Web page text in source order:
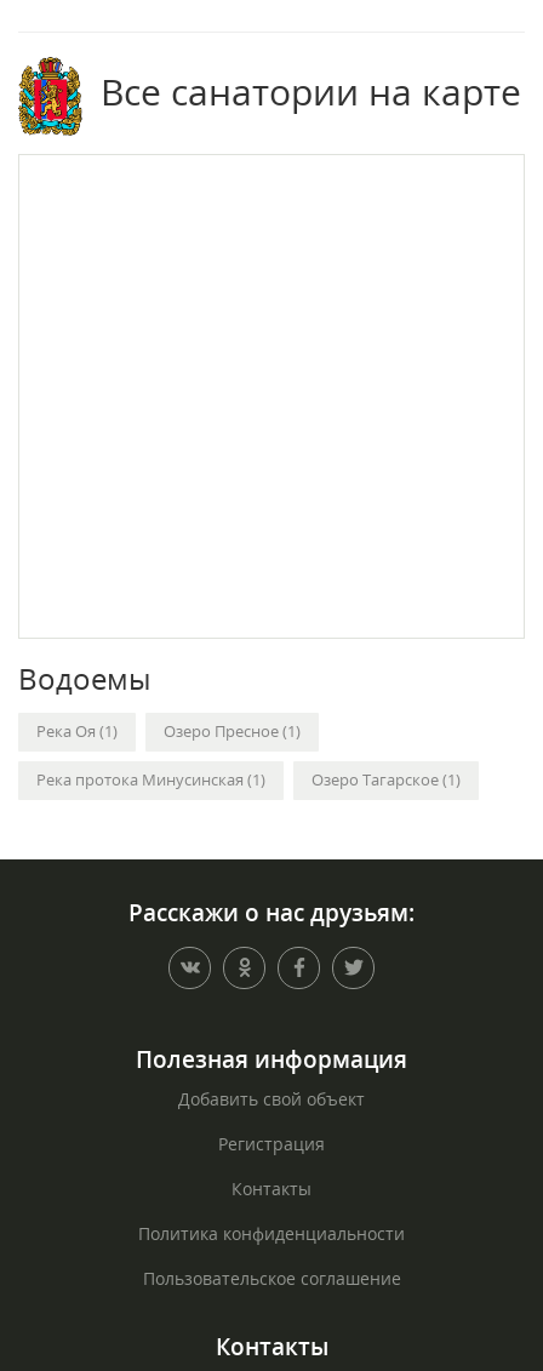
Все санатории на карте
Водоемы
Река Оя (1) Озеро Пресное (1)
Река протока Минусинская (1) Озеро Тагарское (1)
Расскажи о нас друзьям:
Полезная информация
Добавить свой объект
Регистрация
Контакты
Политика конфиденциальности
Пользовательское соглашение
Контакты